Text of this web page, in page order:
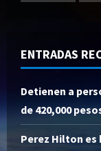
ENTRADAS
Detienen a
de 420,000
Perez Hilton